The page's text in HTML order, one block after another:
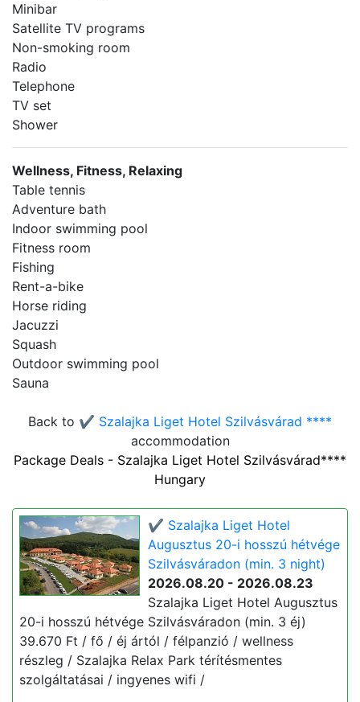
Minibar
Satellite TV programs
Non-smoking room
Radio
Telephone
TV set
Shower
Wellness, Fitness, Relaxing
Table tennis
Adventure bath
Indoor swimming pool
Fitness room
Fishing
Rent-a-bike
Horse riding
Jacuzzi
Squash
Outdoor swimming pool
Sauna
Back to ✔️ Szalajka Liget Hotel Szilvásvárad ****
accommodation
Package Deals - Szalajka Liget Hotel Szilvásvárad****
Hungary
✔️ Szalajka Liget Hotel
Augusztus 20-i hosszú hétvége
Szilvásváradon (min. 3 night)
2026.08.20 - 2026.08.23
Szalajka Liget Hotel Augusztus
20-i hosszú hétvége Szilvásváradon (min. 3 éj)
39.670 Ft / fő / éj ártól / félpanzió / wellness
részleg / Szalajka Relax Park térítésmentes
szolgáltatásai / ingyenes wifi /